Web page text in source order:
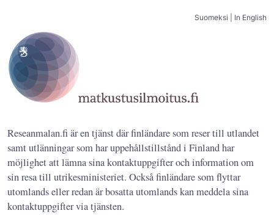
Suomeksi In English
Reseanmalan.fi är en tjänst där finländare som reser till utlandet
samt utlänningar som har uppehållstillstånd i Finland har
möjlighet att lämna sina kontaktuppgifter och information om
sin resa till utrikesministeriet. Också finländare som flyttar
utomlands eller redan är bosatta utomlands kan meddela sina
kontaktuppgifter via tjänsten.